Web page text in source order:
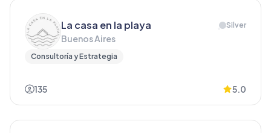
La casa en la playa Silver
Buenos Aires
Consultoría y Estrategia
135 5.0